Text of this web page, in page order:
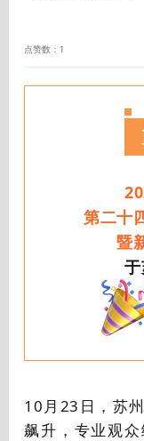
点赞数：1
第二十
暨
10月23日，苏
飙升， 专业观